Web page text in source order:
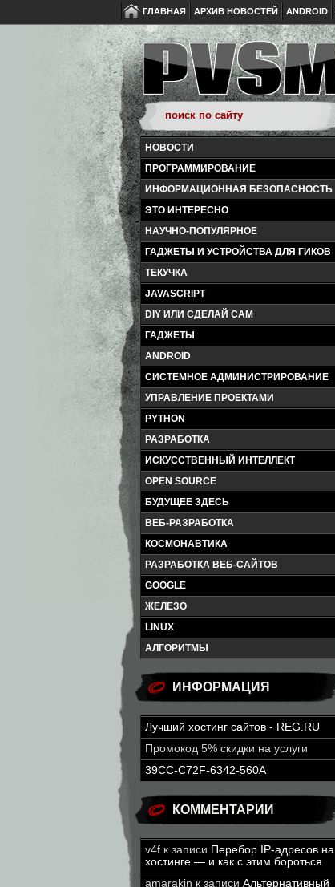
ГЛАВНАЯ АРХИВ НОВОСТЕЙ ANDROID
НОВОСТИ
ПРОГРАММИРОВАНИЕ
ИНФОРМАЦИОННАЯ БЕЗОПАСНОСТЬ
ЭТО ИНТЕРЕСНО
НАУЧНО-ПОПУЛЯРНОЕ
ГАДЖЕТЫ И УСТРОЙСТВА ДЛЯ ГИКОВ
ТЕКУЧКА
JAVASCRIPT
DIY ИЛИ СДЕЛАЙ САМ
ГАДЖЕТЫ
ANDROID
СИСТЕМНОЕ АДМИНИСТРИРОВАНИЕ
УПРАВЛЕНИЕ ПРОЕКТАМИ
PYTHON
РАЗРАБОТКА
ИСКУССТВЕННЫЙ ИНТЕЛЛЕКТ
OPEN SOURCE
БУДУЩЕЕ ЗДЕСЬ
ВЕБ-РАЗРАБОТКА
КОСМОНАВТИКА
РАЗРАБОТКА ВЕБ-САЙТОВ
GOOGLE
ЖЕЛЕЗО
LINUX
АЛГОРИТМЫ
ИНФОРМАЦИЯ
Лучший хостинг сайтов - REG.RU
Промокод 5% скидки на услуги
39CC-C72F-6342-560A
КОММЕНТАРИИ
v4f к записи Перебор IP-адресов на
хостинге — и как с этим бороться
amarakin к записи Альтернативный